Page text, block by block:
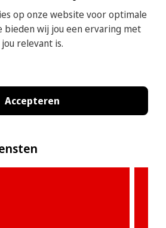
op onze website voor optimale
bieden wij jou een ervaring met
relevant is.
Accepteren